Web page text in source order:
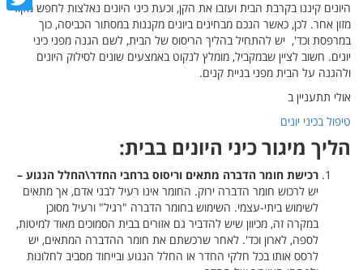
היונים קיננו בקרבת הבית ועזבו את הקן, וכעת כיני היונים נאלצות לחפש מקור
מזון אחר. לכן, כאשר הנכם מבחינים ביונים מקננות במסתור הכביסה, כוך
במרפסת וכד', יש להתחיל בהליך הריסוס של הבית, לשם הגנה מפני כיני
יונים. חשוב לציין שבמקביל, מומלץ לנקוט באמצעים שונים לסילוק היונים
ולהגנה על הבית מפני בניית קנים.
אולי תתעניין ב
טיפול בכיני יונים
הליך מיגור כיני היונים בבית:
רכישת חומר הדברה מתאים וריסוס ברחבי החדר\החלל הנגוע –
יש לרכוש חומר הדברה ירוק. החומר אינו רעיל לבני אדם, אך מתאים
לשימוש ביתי-עצמי. השימוש בחומר הדברה "רגיל" ורעיל מסוכן
במקרה זה, מכיוון שיש להדביר גם אזורים בבית הסמוכים מאוד למיטות,
לספה, לארון וכד'. לאחר שרכשתם את חומר ההדברה המתאים, יש
לרסס אותו בכל חלקי החדר או החלל הנגוע ובייחוד מסביב לחלונות